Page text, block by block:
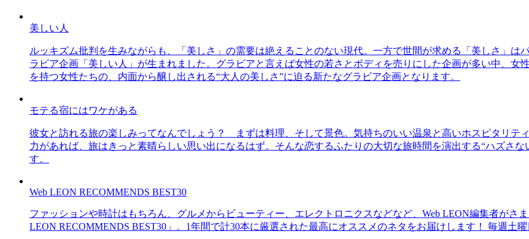
美しい人
ルッキズム批判を生みながらも、「美しさ」の需要は絶えることのない現代。一方で世間が求める「美しさ」
ラビア企画「美しい人」が生まれました。グラビアと言えば女性の若さとボディを売りにした企画が多い中、女
を持つ女性たちの、内面から醸し出される“大人の美しさ”に迫る新たなグラビア企画となります。
モテる宿にはワケがある
彼女と訪れる旅の楽しみってなんでしょう？ まずは料理、そして景色。気持ちのいい温泉と高いホスピタリテ
力があれば、旅はきっと素晴らしい思い出になるはず。そんな恋するふたりの大切な旅時間を演出する“ハズさ
す。
Web LEON RECOMMENDS BEST30
ファッションや時計はもちろん、グルメからビューティー、エレクトロニクスなどなど、Web LEON編集者がさ
LEON RECOMMENDS BEST30」。1年間で計30本に厳選された最高にオススメのネタをお届けします！ 毎週土曜